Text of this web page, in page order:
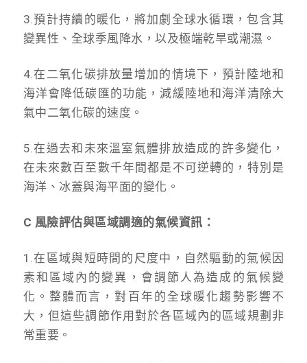
3.預計持續的暖化，將加劇全球水循環，包含其
變異性、全球季風降水，以及極端乾旱或潮濕。
4.在二氧化碳排放量增加的情境下，預計陸地和
海洋會降低碳匯的功能，減緩陸地和海洋清除大
氣中二氧化碳的速度。
5.在過去和未來溫室氣體排放造成的許多變化，
在未來數百至數千年間都是不可逆轉的，特別是
海洋、冰蓋與海平面的變化。
C 風險評估與區域調適的氣候資訊：
1.在區域與短時間的尺度中，自然驅動的氣候因
素和區域內的變異，會調節人為造成的氣候變
化。整體而言，對百年的全球暖化趨勢影響不
大，但這些調節作用對於各區域內的區域規劃非
常重要。